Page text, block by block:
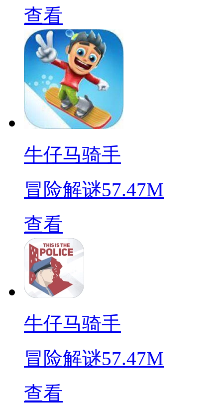
查看
牛仔马骑手
冒险解谜57.47M
查看
牛仔马骑手
冒险解谜57.47M
查看